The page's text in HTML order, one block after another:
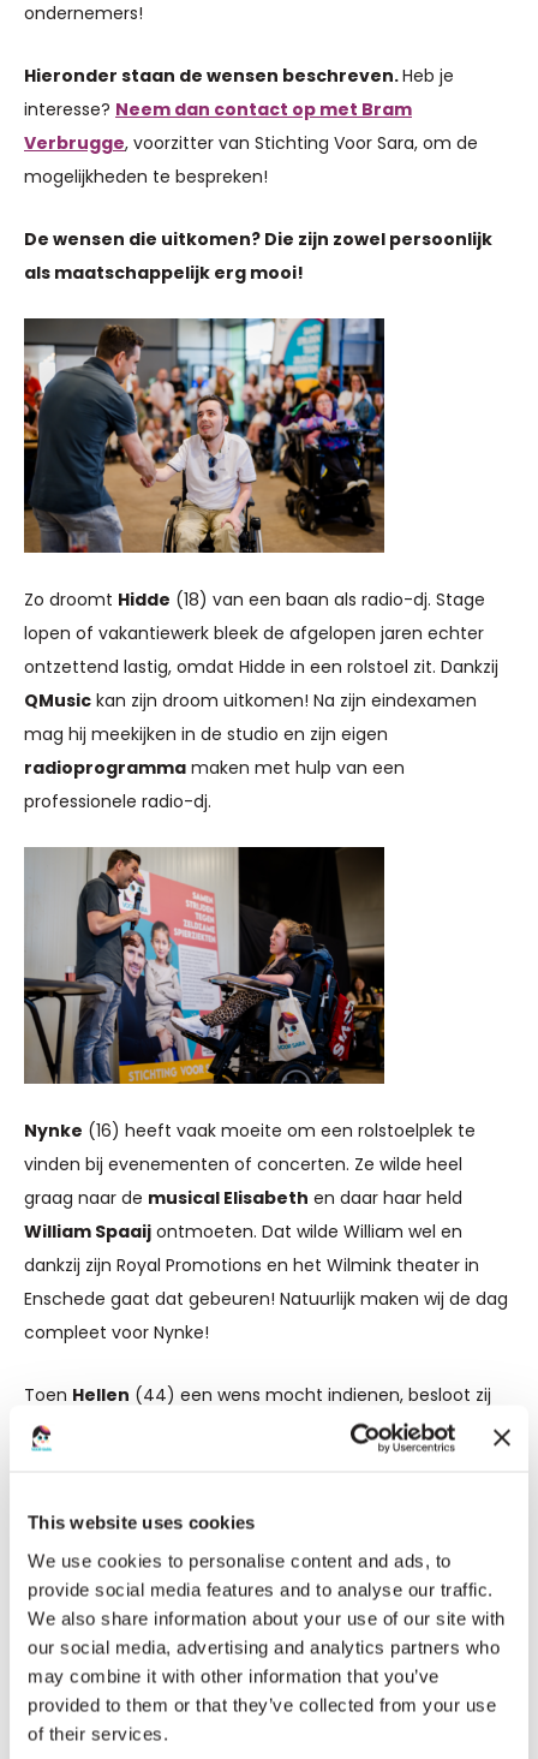
This website uses cookies
We use cookies to personalise content and ads, to
provide social media features and to analyse our traffic.
We also share information about your use of our site with
our social media, advertising and analytics partners who
may combine it with other information that you’ve
provided to them or that they’ve collected from your use
of their services.
ondernemers!
Hieronder staan de wensen beschreven.Heb je
interesse? Neem dan contact op met Bram
Verbrugge, voorzitter van Stichting Voor Sara, om de
mogelijkheden te bespreken!
De wensen die uitkomen? Die zijn zowel persoonlijk
als maatschappelijk erg mooi!
Zo droomt Hidde (18) van een baan als radio-dj. Stage
lopen of vakantiewerk bleek de afgelopen jaren echter
ontzettend lastig, omdat Hidde in een rolstoel zit. Dankzij
QMusic kan zijn droom uitkomen! Na zijn eindexamen
mag hij meekijken in de studio en zijn eigen
radioprogramma maken met hulp van een
professionele radio-dj.
Nynke (16) heeft vaak moeite om een rolstoelplek te
vinden bij evenementen of concerten. Ze wilde heel
graag naar de musical Elisabeth en daar haar held
William Spaaij ontmoeten. Dat wilde William wel en
dankzij zijn Royal Promotions en het Wilmink theater in
Enschede gaat dat gebeuren! Natuurlijk maken wij de dag
compleet voor Nynke!
Toen Hellen (44) een wens mocht indienen, besloot zij
iets te noemen dat ook een wens voor haar man Mark is.
Hellen. Omdatmantelzorgers
mensen met een zeldzame spierziekte vonden wij dat
een heel mooi gebaar en zullen wij deze unieke ervaring
uit laten komen!
Met zulke mooie wensen weten wij dat dit een heel
bijzonder project gaat worden. Een bijdrage zou ons